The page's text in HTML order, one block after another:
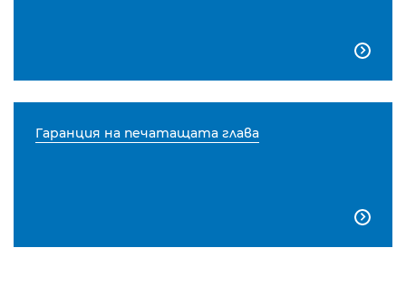

Гаранция на печатащата глава
